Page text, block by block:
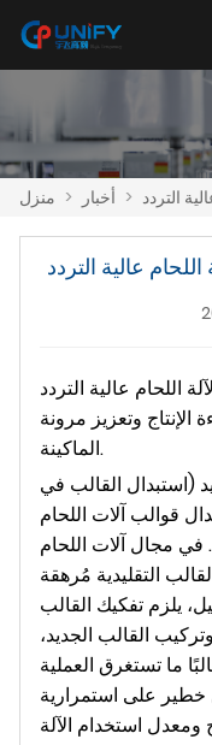
منزل > أخبار > التردد
عالية التردد
اللحام عالية التردد
وتعزيز مرونة
الماكينة.
(استبدال القالب في
قوالب آلات اللحام
في مجال آلات اللحام
التقليدية مُرهقة
يلزم تفكيك القالب
القالب الجديد،
ما تستغرق العملية
خطير على استمرارية